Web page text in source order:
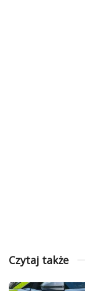
Czytaj także